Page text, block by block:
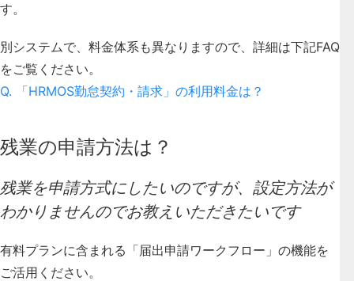
す。
別システムで、料金体系も異なりますので、詳細は下記FAQ
をご覧ください。
Q. 「HRMOS勤怠契約・請求」の利用料金は？
残業の申請方法は？
残業を申請方式にしたいのですが、設定方法が
わかりませんのでお教えいただきたいです
有料プランに含まれる「届出申請ワークフロー」の機能を
ご活用ください。